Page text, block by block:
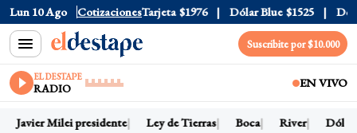
Lun 10 Ago Cotizaciones
$1520 Dólar Tarjeta $1976 Dólar Blue $1525 Dólar
Suscribite por $10.000
EL DESTAPE
RADIO EN VIVO
Javier Milei presidente Ley de Tierras Boca River Dólar